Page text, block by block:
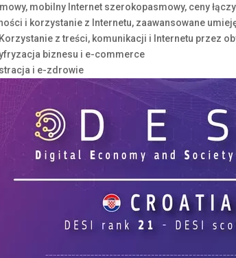
mobilny Internet szerokopasmowy, ceny
i korzystanie z Internetu, zaawansowane
z treści, komunikacji i Internetu przez
biznesu i e-commerce
i e-zdrowie